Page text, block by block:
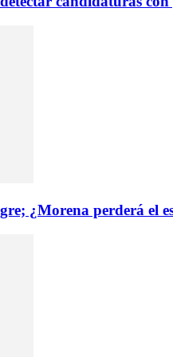
¿Morena perderá el